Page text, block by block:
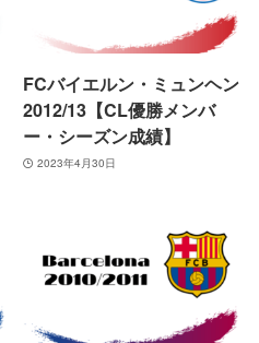
FCバイエルン・ミュンヘン
2012/13【CL優勝メンバ
ー・シーズン成績】
2023年4月30日